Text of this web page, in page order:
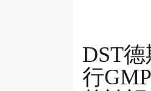
DST
行